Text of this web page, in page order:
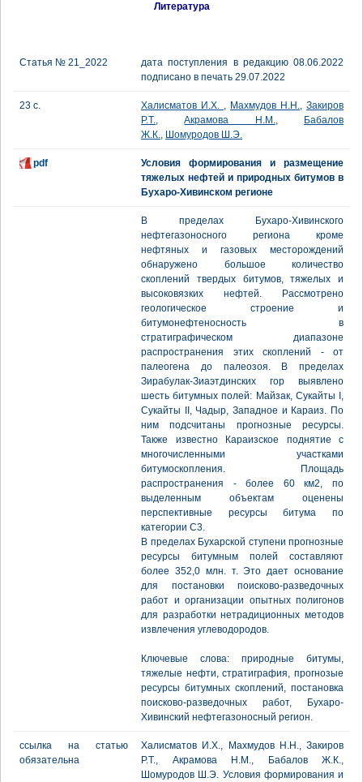
Литература
Статья № 21_2022
дата поступления в редакцию 08.06.2022
подписано в печать 29.07.2022
23 с. Халисматов И.Х. , Махмудов Н.Н., Закиров
Р.Т.,Акрамова Н.М.,
Бабалов
Ж.К., Шомуродов Ш.Э.
pdf
Условия формирования и размещение
тяжелых нефтей и природных битумов в
Бухаро-Хивинском регионе
В пределах Бухаро-Хивинского
нефтегазоносного региона кроме
нефтяных и газовых месторождений
обнаружено большое количество
скоплений твердых битумов, тяжелых и
высоковязких нефтей. Рассмотрено
геологическое строение и
битумонефтеносность в
стратиграфическом диапазоне
распространения этих скоплений - от
палеогена до палеозоя. В пределах
Зирабулак-Зиаэтдинских гор выявлено
шесть битумных полей: Майзак, Сукайты I,
Сукайты II, Чадыр, Западное и Караиз. По
ним подсчитаны прогнозные ресурсы.
Также известно Караизское поднятие с
многочисленными участками
битумоскопления. Площадь
распространения - более 60 км2, по
выделенным объектам оценены
перспективные ресурсы битума по
категории С3.
В пределах Бухарской ступени прогнозные
ресурсы битумным полей составляют
более 352,0 млн. т. Это дает основание
для постановки поисково-разведочных
работ и организации опытных полигонов
для разработки нетрадиционных методов
извлечения углеводородов.
Ключевые слова: природные битумы,
тяжелые нефти, стратиграфия, прогнозые
ресурсы битумных скоплений, постановка
поисково-разведочных работ, Бухаро-
Хивинский нефтегазоносный регион.
ссылка на статью
обязательна
Халисматов И.Х., Махмудов Н.Н., Закиров
Р.Т., Акрамова Н.М., Бабалов Ж.К.,
Шомуродов Ш.Э. Условия формирования и